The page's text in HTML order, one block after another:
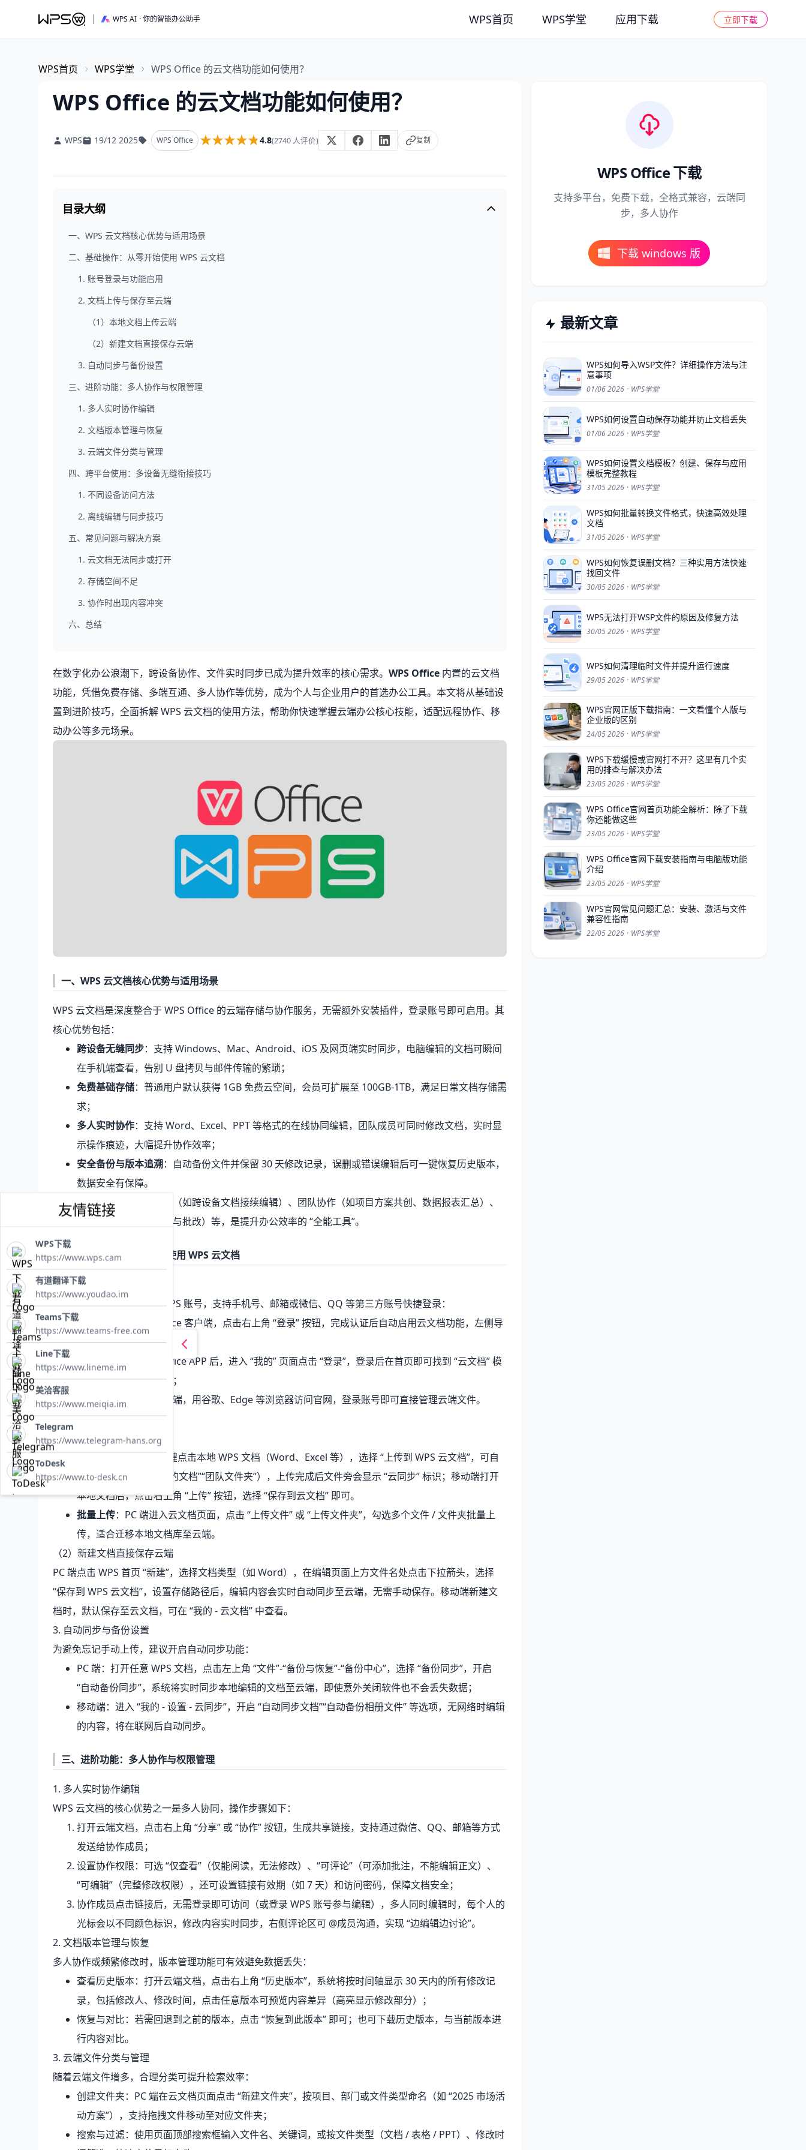
WPS AI · 你的智能办公助手 WPS首页 WPS学堂 应用下载 立即下载
WPS首页 WPS学堂 WPS Office 的云文档功能如何使用？
WPS Office 的云文档功能如何使用？
WPS 19/12 2025 WPS Office ★★★★★
★★★★★4.8(2740 人评价) 复制
目录大纲
一、WPS 云文档核心优势与适用场景
二、基础操作：从零开始使用 WPS 云文档
1. 账号登录与功能启用
2. 文档上传与保存至云端
（1）本地文档上传云端
（2）新建文档直接保存云端
3. 自动同步与备份设置
三、进阶功能：多人协作与权限管理
1. 多人实时协作编辑
2. 文档版本管理与恢复
3. 云端文件分类与管理
四、跨平台使用：多设备无缝衔接技巧
1. 不同设备访问方法
2. 离线编辑与同步技巧
五、常见问题与解决方案
1. 云文档无法同步或打开
2. 存储空间不足
3. 协作时出现内容冲突
六、总结
在数字化办公浪潮下，跨设备协作、文件实时同步已成为提升效率的核心需求。 WPS Office 内置的云文档
功能，凭借免费存储、多端互通、多人协作等优势，成为个人与企业用户的首选办公工具。本文将从基础设
置到进阶技巧，全面拆解 WPS 云文档的使用方法，帮助你快速掌握云端办公核心技能，适配远程协作、移
动办公等多元场景。
一、 WPS 云文档核心优势与适用场景
WPS 云文档是深度整合于 WPS Office 的云端存储与协作服务，无需额外安装插件，登录账号即可启用。其
核心优势包括：
跨设备无缝同步：支持 Windows、Mac、Android、iOS 及网页端实时同步，电脑编辑的文档可瞬间
在手机端查看，告别 U 盘拷贝与邮件传输的繁琐；
免费基础存储：普通用户默认获得 1GB 免费云空间，会员可扩展至 100GB-1TB，满足日常文档存储需
求；
多人实时协作：支持 Word、Excel、PPT 等格式的在线协同编辑，团队成员可同时修改文档，实时显
示操作痕迹，大幅提升协作效率；
安全备份与版本追溯：自动备份文件并保留 30 天修改记录，误删或错误编辑后可一键恢复历史版本，
数据安全有保障。
适用场景覆盖个人办公（如跨设备文档接续编辑）、团队协作（如项目方案共创、数据报表汇总）、
在线教育（如作业共享与批改）等，是提升办公效率的 “全能工具”。
二、基础操作：从零开始使用 WPS 云文档
1. 账号登录与功能启用
使用云文档的前提是登录 WPS 账号，支持手机号、邮箱或微信、QQ 等第三方账号快捷登录：
PC 端
：打开 WPS Office 客户端，点击右上角 “登录” 按钮，完成认证后自动启用云文档功能，左侧导
航栏将显示 “云文档” 入口；
移动端
：安装 WPS Office APP 后，进入 “我的” 页面点击 “登录”，登录后在首页即可找到 “云文档” 模
块，开启自动同步开关；
网页端：无需安装客户端，用谷歌、Edge 等浏览器访问官网，登录账号即可直接管理云端文件。
（1）本地文档上传云端
：PC 端右键点击本地 WPS 文档（Word、Excel 等），选择 “上传到 WPS 云文档”，可自
定义存储路径（如 “我的文档”“团队文件夹”），上传完成后文件旁会显示 “云同步” 标识；移动端打开
本地文档后，点击右上角 “上传” 按钮，选择 “保存到云文档” 即可。
批量上传：PC 端进入云文档页面，点击 “上传文件” 或 “上传文件夹”，勾选多个文件 / 文件夹批量上
传，适合迁移本地文档库至云端。
（2）新建文档直接保存云端
PC 端点击 WPS 首页 “新建”，选择文档类型（如 Word），在编辑页面上方文件名处点击下拉箭头，选择
“保存到 WPS 云文档”，设置存储路径后，编辑内容会实时自动同步至云端，无需手动保存。移动端新建文
档时，默认保存至云文档，可在 “我的 - 云文档” 中查看。
3. 自动同步与备份设置
为避免忘记手动上传，建议开启自动同步功能：
PC 端：打开任意 WPS 文档，点击左上角 “文件”-“备份与恢复”-“备份中心”，选择 “备份同步”，开启
“自动备份同步”，系统将实时同步本地编辑的文档至云端，即使意外关闭软件也不会丢失数据；
移动端：进入 “我的 - 设置 - 云同步”，开启 “自动同步文档”“自动备份相册文件” 等选项，无网络时编辑
的内容，将在联网后自动同步。
三、进阶功能：多人协作与权限管理
1. 多人实时协作编辑
WPS 云文档的核心优势之一是多人协同，操作步骤如下：
打开云端文档，点击右上角 “分享” 或 “协作” 按钮，生成共享链接，支持通过微信、QQ、邮箱等方式
发送给协作成员；
设置协作权限：可选 “仅查看”（仅能阅读，无法修改）、“可评论”（可添加批注，不能编辑正文）、
“可编辑”（完整修改权限），还可设置链接有效期（如 7 天）和访问密码，保障文档安全；
协作成员点击链接后，无需登录即可访问（或登录 WPS 账号参与编辑），多人同时编辑时，每个人的
光标会以不同颜色标识，修改内容实时同步，右侧评论区可 @成员沟通，实现 “边编辑边讨论”。
2. 文档版本管理与恢复
多人协作或频繁修改时，版本管理功能可有效避免数据丢失：
查看历史版本：打开云端文档，点击右上角 “历史版本”，系统将按时间轴显示 30 天内的所有修改记
录，包括修改人、修改时间，点击任意版本可预览内容差异（高亮显示修改部分）；
恢复与对比：若需回退到之前的版本，点击 “恢复到此版本” 即可；也可下载历史版本，与当前版本进
行内容对比。
3. 云端文件分类与管理
随着云端文件增多，合理分类可提升检索效率：
创建文件夹：PC 端在云文档页面点击 “新建文件夹”，按项目、部门或文件类型命名（如 “2025 市场活
动方案”），支持拖拽文件移动至对应文件夹；
搜索与过滤：使用页面顶部搜索框输入文件名、关键词，或按文件类型（文档 / 表格 / PPT）、修改时
WPS Office 下载
支持多平台，免费下载，全格式兼容，云端同
步，多人协作
下载 windows 版
最新文章
WPS如何导入WSP文件？详细操作方法与注
意事项
01/06 2026 · WPS学堂
WPS如何设置自动保存功能并防止文档丢失
01/06 2026 · WPS学堂
WPS如何设置文档模板？创建、保存与应用
模板完整教程
31/05 2026 · WPS学堂
WPS如何批量转换文件格式，快速高效处理
文档
31/05 2026 · WPS学堂
WPS如何恢复误删文档？三种实用方法快速
找回文件
30/05 2026 · WPS学堂
WPS无法打开WSP文件的原因及修复方法
30/05 2026 · WPS学堂
WPS如何清理临时文件并提升运行速度
29/05 2026 · WPS学堂
WPS官网正版下载指南：一文看懂个人版与
企业版的区别
24/05 2026 · WPS学堂
WPS下载缓慢或官网打不开？这里有几个实
用的排查与解决办法
23/05 2026 · WPS学堂
WPS Office官网首页功能全解析：除了下载
你还能做这些
23/05 2026 · WPS学堂
WPS Office官网下载安装指南与电脑版功能
介绍
23/05 2026 · WPS学堂
WPS官网常见问题汇总：安装、激活与文件
兼容性指南
22/05 2026 · WPS学堂
友情链接
WPS下载
https://www.wps.cam
有道翻译下载
https://www.youdao.im
Teams下载
https://www.teams-free.com
Line下载
https://www.lineme.im
美洽客服
https://www.meiqia.im
Telegram
https://www.telegram-hans.org
ToDesk
https://www.to-desk.cn